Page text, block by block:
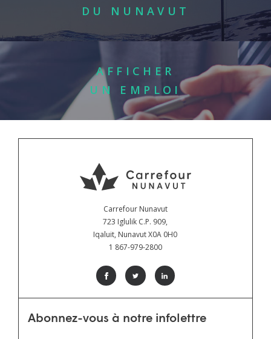
DU NUNAVUT
AFFICHER
UN EMPLOI
Carrefour Nunavut
723 Iglulik C.P. 909,
Iqaluit, Nunavut X0A 0H0
1 867-979-2800
Abonnez-vous à notre infolettre